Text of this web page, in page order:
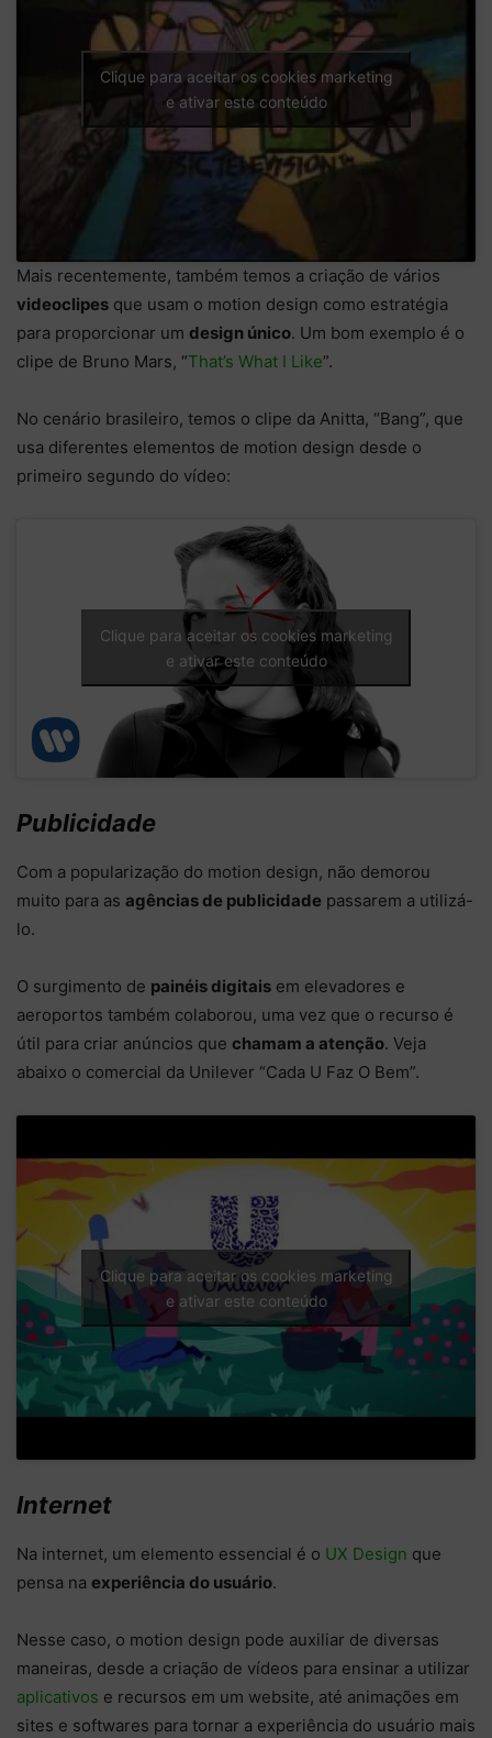
Clique para aceitar os cookies marketing
e ativar este conteúdo
Mais recentemente, também temos a criação de vários
videoclipes que usam o motion design como estratégia
para proporcionar um design único. Um bom exemplo é o
clipe de Bruno Mars, “That’s What I Like”.
No cenário brasileiro, temos o clipe da Anitta, “Bang”, que
usa diferentes elementos de motion design desde o
primeiro segundo do vídeo:
Clique para aceitar os cookies marketing
e ativar este conteúdo
Publicidade
Com a popularização do motion design, não demorou
muito para as agências de publicidade passarem a utilizá-
lo.
O surgimento de painéis digitais em elevadores e
aeroportos também colaborou, uma vez que o recurso é
útil para criar anúncios que chamam a atenção. Veja
abaixo o comercial da Unilever “Cada U Faz O Bem”.
Clique para aceitar os cookies marketing
e ativar este conteúdo
Internet
Na internet, um elemento essencial é o UX Design que
pensa na experiência do usuário.
Nesse caso, o motion design pode auxiliar de diversas
maneiras, desde a criação de vídeos para ensinar a utilizar
aplicativos e recursos em um website, até animações em
sites e softwares para tornar a experiência do usuário mais